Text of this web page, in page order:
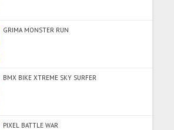
GRIMA MONSTER RUN
BMX BIKE XTREME SKY SURFER
PIXEL BATTLE WAR